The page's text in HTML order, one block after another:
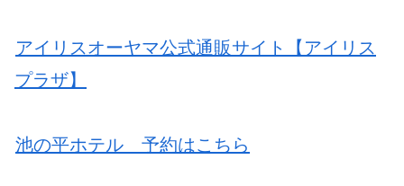
アイリスオーヤマ公式通販サイト【アイリス
プラザ】
池の平ホテル 予約はこちら